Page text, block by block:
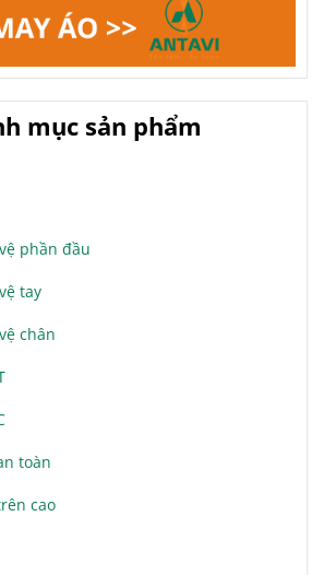
mục sản phẩm
phần đầu
tay
chân
toàn
cao